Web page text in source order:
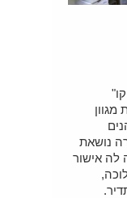
נושאת
לה אישור